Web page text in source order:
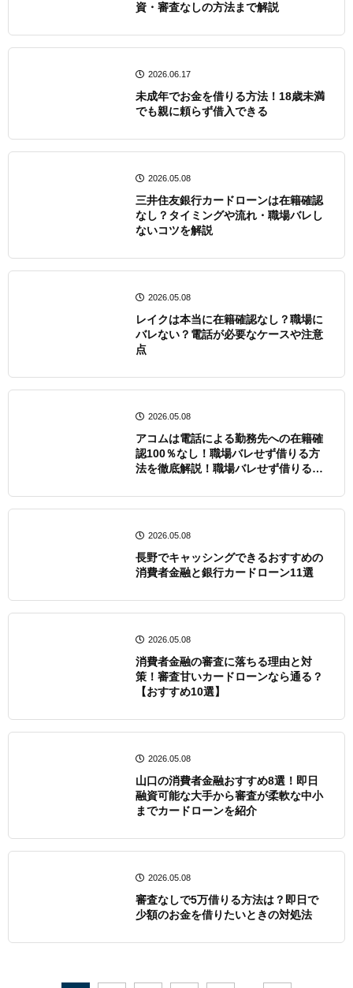
資・審査なしの方法まで解説
2026.06.17
未成年でお金を借りる方法！18歳未満
でも親に頼らず借入できる
2026.05.08
三井住友銀行カードローンは在籍確認
なし？タイミングや流れ・職場バレし
ないコツを解説
2026.05.08
レイクは本当に在籍確認なし？職場に
バレない？電話が必要なケースや注意
点
2026.05.08
アコムは電話による勤務先への在籍確
認100％なし！職場バレせず借りる方
法を徹底解説！職場バレせず借りる方
2026.05.08
長野でキャッシングできるおすすめの
消費者金融と銀行カードローン11選
2026.05.08
消費者金融の審査に落ちる理由と対
策！審査甘いカードローンなら通る？
【おすすめ10選】
2026.05.08
山口の消費者金融おすすめ8選！即日
融資可能な大手から審査が柔軟な中小
までカードローンを紹介
2026.05.08
審査なしで5万借りる方法は？即日で
少額のお金を借りたいときの対処法